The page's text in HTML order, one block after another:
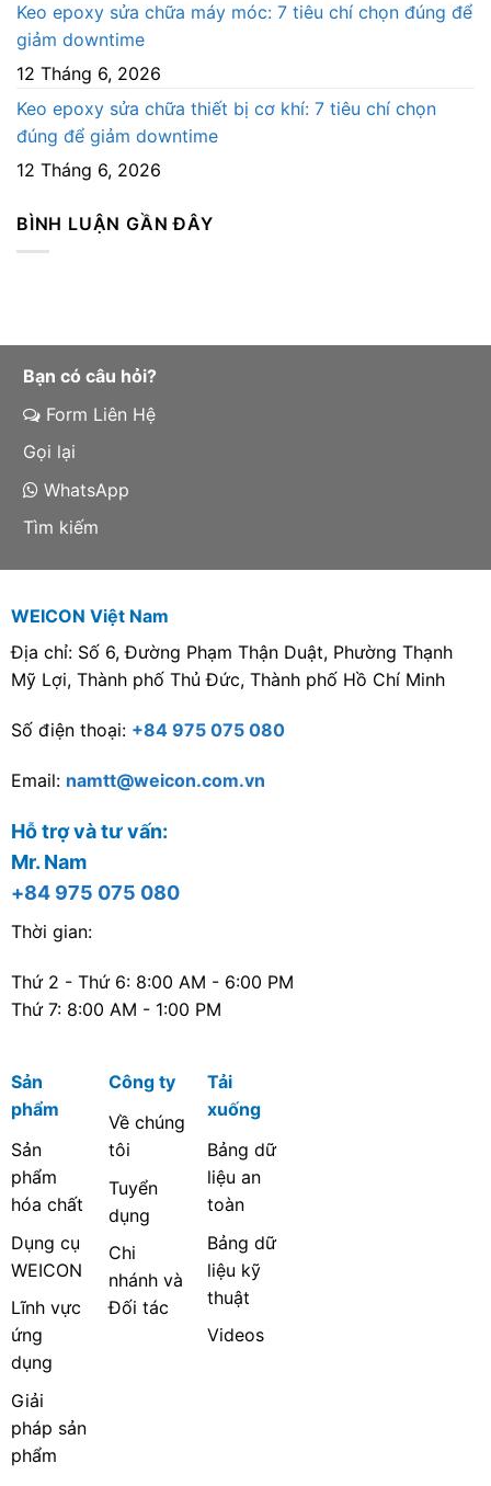
Keo epoxy sửa chữa máy móc: 7 tiêu chí chọn đúng để
giảm downtime
12 Tháng 6, 2026
Keo epoxy sửa chữa thiết bị cơ khí: 7 tiêu chí chọn
đúng để giảm downtime
12 Tháng 6, 2026
BÌNH LUẬN GẦN ĐÂY
Bạn có câu hỏi?
Form Liên Hệ
Gọi lại
WhatsApp
Tìm kiếm
WEICON Việt Nam
Địa chỉ: Số 6, Đường Phạm Thận Duật, Phường Thạnh
Mỹ Lợi, Thành phố Thủ Đức, Thành phố Hồ Chí Minh
Số điện thoại: +84 975 075 080
Email: namtt@weicon.com.vn
Hỗ trợ và tư vấn:
Mr. Nam
+84 975 075 080
Thời gian:
Thứ 2 - Thứ 6: 8:00 AM - 6:00 PM
Thứ 7: 8:00 AM - 1:00 PM
Sản
phẩm
Sản
phẩm
hóa chất
Dụng cụ
WEICON
Lĩnh vực
ứng
dụng
Giải
pháp sản
phẩm
Công ty
Về chúng
tôi
Tuyển
dụng
Chi
nhánh và
Đối tác
Tải
xuống
Bảng dữ
liệu an
toàn
Bảng dữ
liệu kỹ
thuật
Videos